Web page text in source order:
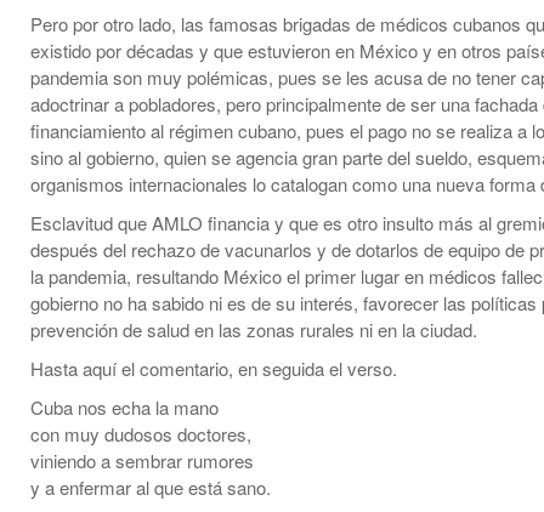
Pero por otro lado, las famosas brigadas de médicos cubanos
existido por décadas y que estuvieron en México y en otros
pandemia son muy polémicas, pues se les acusa de no tener
adoctrinar a pobladores, pero principalmente de ser una fachada
financiamiento al régimen cubano, pues el pago no se realiza a
sino al gobierno, quien se agencia gran parte del sueldo,
organismos internacionales lo catalogan como una nueva forma
Esclavitud que AMLO financia y que es otro insulto más al
después del rechazo de vacunarlos y de dotarlos de equipo de
la pandemia, resultando México el primer lugar en médicos
gobierno no ha sabido ni es de su interés, favorecer las políticas
prevención de salud en las zonas rurales ni en la ciudad.
Hasta aquí el comentario, en seguida el verso.
Cuba nos echa la mano
con muy dudosos doctores,
viniendo a sembrar rumores
y a enfermar al que está sano.